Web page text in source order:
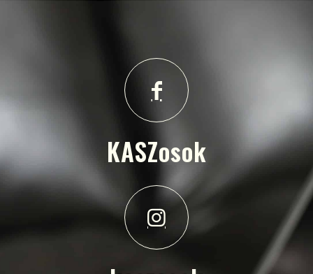
KASZosok